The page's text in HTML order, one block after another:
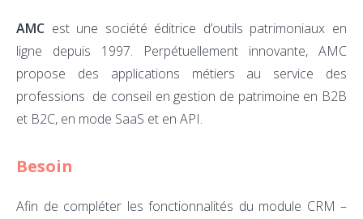
AMC est une société éditrice d’outils patrimoniaux en
ligne depuis 1997. Perpétuellement innovante, AMC
propose des applications métiers au service des
professions de conseil en gestion de patrimoine en B2B
et B2C, en mode SaaS et en API.
Besoin
Afin de compléter les fonctionnalités du module CRM –